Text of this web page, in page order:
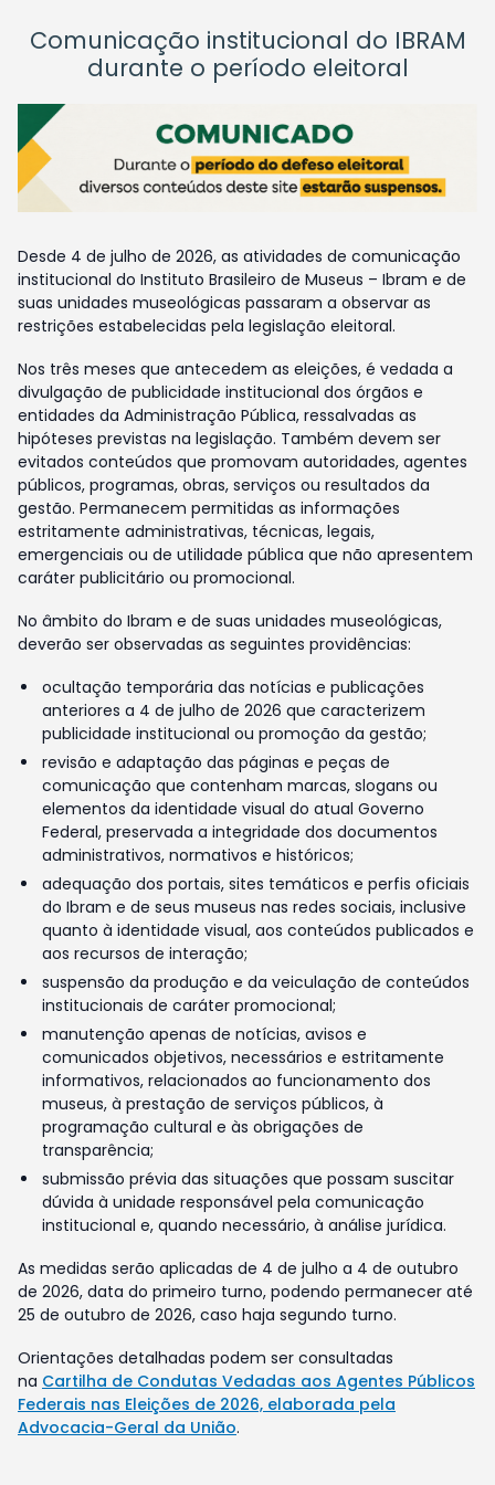
Comunicação institucional do IBRAM
durante o período eleitoral
Desde 4 de julho de 2026, as atividades de comunicação
institucional do Instituto Brasileiro de Museus – Ibram e de
suas unidades museológicas passaram a observar as
restrições estabelecidas pela legislação eleitoral.
Nos três meses que antecedem as eleições, é vedada a
divulgação de publicidade institucional dos órgãos e
entidades da Administração Pública, ressalvadas as
hipóteses previstas na legislação. Também devem ser
evitados conteúdos que promovam autoridades, agentes
públicos, programas, obras, serviços ou resultados da
gestão. Permanecem permitidas as informações
estritamente administrativas, técnicas, legais,
emergenciais ou de utilidade pública que não apresentem
caráter publicitário ou promocional.
No âmbito do Ibram e de suas unidades museológicas,
deverão ser observadas as seguintes providências:
ocultação temporária das notícias e publicações
anteriores a 4 de julho de 2026 que caracterizem
publicidade institucional ou promoção da gestão;
revisão e adaptação das páginas e peças de
comunicação que contenham marcas, slogans ou
elementos da identidade visual do atual Governo
Federal, preservada a integridade dos documentos
administrativos, normativos e históricos;
adequação dos portais, sites temáticos e perfis oficiais
do Ibram e de seus museus nas redes sociais, inclusive
quanto à identidade visual, aos conteúdos publicados e
aos recursos de interação;
suspensão da produção e da veiculação de conteúdos
institucionais de caráter promocional;
manutenção apenas de notícias, avisos e
comunicados objetivos, necessários e estritamente
informativos, relacionados ao funcionamento dos
museus, à prestação de serviços públicos, à
programação cultural e às obrigações de
transparência;
submissão prévia das situações que possam suscitar
dúvida à unidade responsável pela comunicação
institucional e, quando necessário, à análise jurídica.
As medidas serão aplicadas de 4 de julho a 4 de outubro
de 2026, data do primeiro turno, podendo permanecer até
25 de outubro de 2026, caso haja segundo turno.
Orientações detalhadas podem ser consultadas
na Cartilha de Condutas Vedadas aos Agentes Públicos
Federais nas Eleições de 2026, elaborada pela
Advocacia-Geral da União.